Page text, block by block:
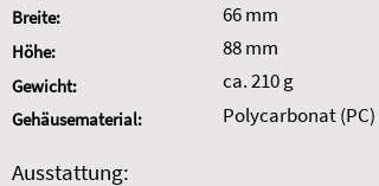
Breite:
Höhe:
Gewicht:
Gehäusematerial:
66 mm
88 mm
ca. 210 g
Polycarbonat (PC)
Ausstattung: